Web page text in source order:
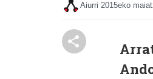
Aiurri 2015eko